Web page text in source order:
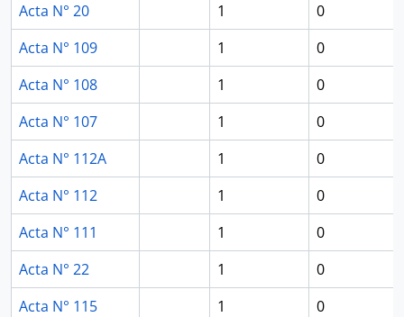
Acta N° 20
1
0
Acta N° 109
1
0
Acta N° 108
1
0
Acta N° 107
1
0
Acta N° 112A
1
0
Acta N° 112
1
0
Acta N° 111
1
0
Acta N° 22
1
0
Acta N° 115
1
0